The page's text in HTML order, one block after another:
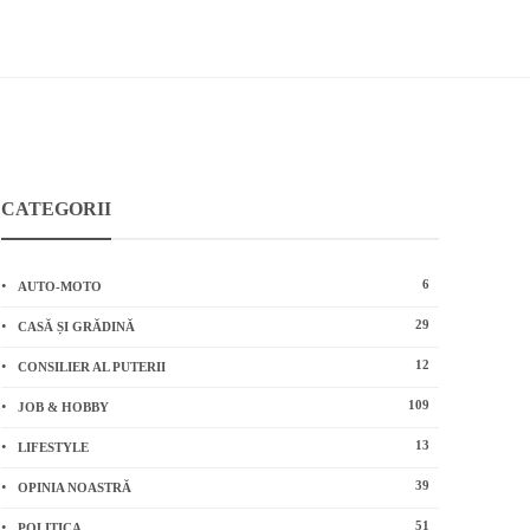
CATEGORII
AUTO-MOTO 6
CASĂ ȘI GRĂDINĂ 29
CONSILIER AL PUTERII 12
JOB & HOBBY 109
LIFESTYLE 13
OPINIA NOASTRĂ 39
51